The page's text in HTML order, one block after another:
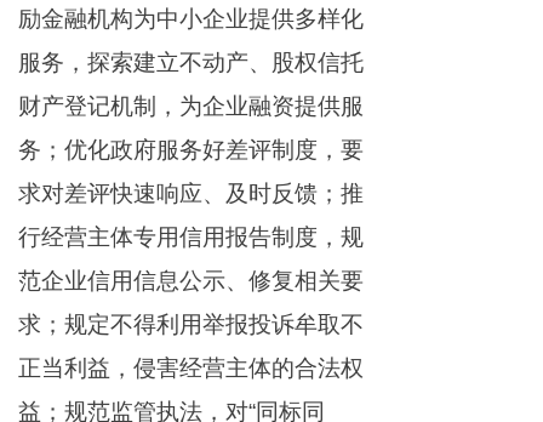
励金融机构为中小企业提供多样化
服务，探索建立不动产、股权信托
财产登记机制，为企业融资提供服
务；优化政府服务好差评制度，要
求对差评快速响应、及时反馈；推
行经营主体专用信用报告制度，规
范企业信用信息公示、修复相关要
求；规定不得利用举报投诉牟取不
正当利益，侵害经营主体的合法权
益；规范监管执法，对“同标同